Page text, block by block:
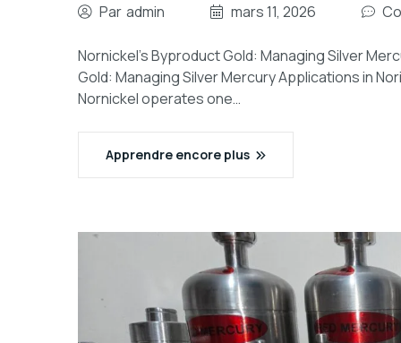
Par admin mars 11, 2026
Nornickel’s Byproduct Gold: Managing Silver
Gold: Managing Silver Mercury Applications in
Nornickel operates one…
Apprendre encore plus